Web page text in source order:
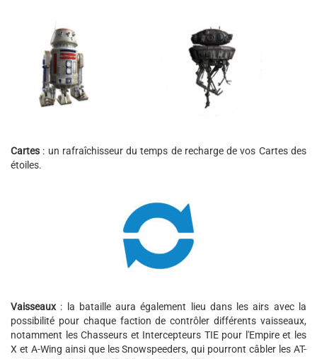
Cartes : un rafraîchisseur du temps de recharge de vos Cartes des
étoiles.
Vaisseaux : la bataille aura également lieu dans les airs avec la
possibilité pour chaque faction de contrôler différents vaisseaux,
notamment les Chasseurs et Intercepteurs TIE pour l'Empire et les
X et A-Wing ainsi que les Snowspeeders, qui pourront câbler les AT-